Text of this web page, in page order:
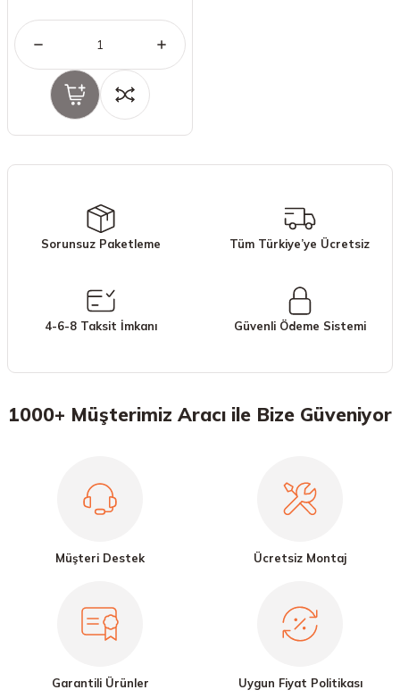
Sorunsuz Paketleme Tüm Türkiye’ye Ücretsiz
4-6-8 Taksit İmkanı Güvenli Ödeme Sistemi
1000+ Müşterimiz Aracı ile Bize Güveniyor
Müşteri Destek Ücretsiz Montaj
Garantili Ürünler Uygun Fiyat Politikası